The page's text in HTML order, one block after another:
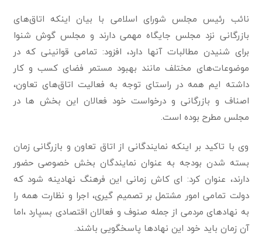
نائب رئیس مجلس شورای اسلامی با بیان اینکه اتاق‌های
بازرگانی نزد مجلس جایگاه مهمی دارند و مجلس گوش شنوا
برای شنیدن مطالبات آنها دارد، افزود: تمامی قوانینی که در
موضوعات‌های مختلف مانند بهبود مستمر فضای کسب و کار
داشته ایم همه در راستای توجه به فعالیت اتاق‌های تعاون،
اصناف و بازرگانی و درخواست خود فعالان این بخش ها در
مجلس مطرح بوده است.
وی با تاکید بر اینکه نمایندگانی از اتاق تعاون و بازرگانی زمان
بسته شدن بودجه به عنوان نمایندگان بخش خصوصی حضور
دارند، عنوان کرد: ای کاش زمانی این فرهنگ نهادینه شود که
دولت‌ تمامی امور مشتمل بر تصمیم گیری، اجرا و نظارت همه را
به نهادهای مردمی از جمله صنوف و فعالان اقتصادی بسپارد ،اما
آن زمان باید خود این نهادها پاسخگویی باشند.